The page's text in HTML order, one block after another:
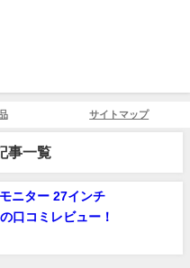
サイトマップ
事一覧
ニター 27インチ
口コミレビュー！